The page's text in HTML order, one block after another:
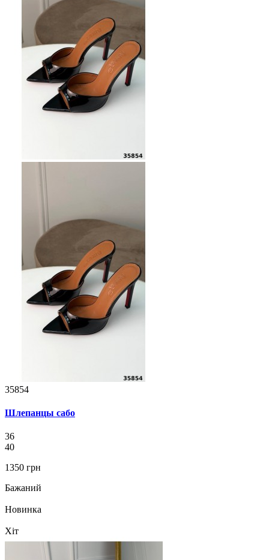
35854
Шлепанцы сабо
36
40
1350 грн
Бажаний
Новинка
Хіт